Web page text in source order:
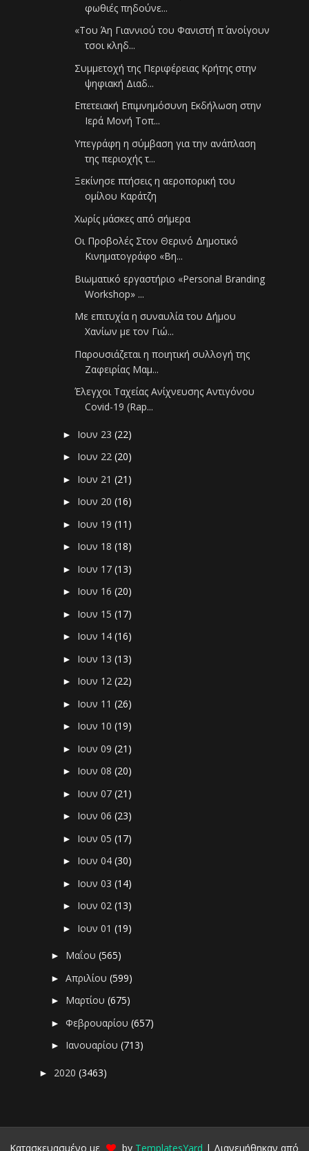
φωθιές πηδούνε...
«Του Άη Γιαννιού του Φανιστή π΄ ανοίγουν
τσοι κληδ...
Συμμετοχή της Περιφέρειας Κρήτης στην
ψηφιακή Διαδ...
Επετειακή Επιμνημόσυνη Εκδήλωση στην
Ιερά Μονή Τοπ...
Υπεγράφη η σύμβαση για την ανάπλαση
της περιοχής τ...
Ξεκίνησε πτήσεις η αεροπορική του
ομίλου Καράτζη
Χωρίς μάσκες από σήμερα
Οι Προβολές Στον Θερινό Δημοτικό
Κινηματογράφο «Βη...
Βιωματικό εργαστήριο «Personal Branding
Workshop» ...
Με επιτυχία η συναυλία του Δήμου
Χανίων με τον Γιώ...
Παρουσιάζεται η ποιητική συλλογή της
Ζαφειρίας Μαμ...
Έλεγχοι Ταχείας Ανίχνευσης Αντιγόνου
Covid-19 (Rap...
► Ιουν 23(22)
► Ιουν 22(20)
► Ιουν 21(21)
► Ιουν 20(16)
► Ιουν 19(11)
► Ιουν 18(18)
► Ιουν 17(13)
► Ιουν 16(20)
► Ιουν 15(17)
► Ιουν 14(16)
► Ιουν 13(13)
► Ιουν 12(22)
► Ιουν 11(26)
► Ιουν 10(19)
► Ιουν 09(21)
► Ιουν 08(20)
► Ιουν 07(21)
► Ιουν 06(23)
► Ιουν 05(17)
► Ιουν 04(30)
► Ιουν 03(14)
► Ιουν 02(13)
► Ιουν 01(19)
► Μαΐου(565)
►Απριλίου(599)
► Μαρτίου(675)
►Φεβρουαρίου(657)
► Ιανουαρίου(713)
► 2020(3463)
Κατασκευασμένο με by TemplatesYard | Διανεμήθηκαν από